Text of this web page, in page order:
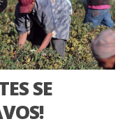
SE